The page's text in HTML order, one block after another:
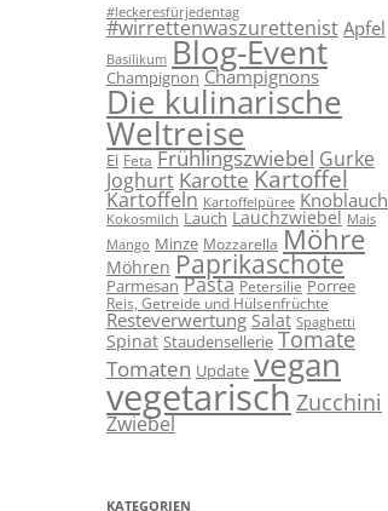
#leckeresfürjedentag
#wirrettenwaszurettenist Apfel
Basilikum Blog-Event
Champignon Champignons
Die kulinarische
Weltreise
Ei Feta Frühlingszwiebel Gurke
Joghurt Karotte Kartoffel
Kartoffeln Kartoffelpüree Knoblauch
Kokosmilch Lauch Lauchzwiebel Mais
Mango Minze Mozzarella Möhre
Möhren Paprikaschote
Parmesan Pasta Petersilie Porree
Reis, Getreide und Hülsenfrüchte
Resteverwertung Salat Spaghetti
Spinat Staudensellerie Tomate
Tomaten Update vegan
vegetarischZucchini
Zwiebel
KATEGORIEN